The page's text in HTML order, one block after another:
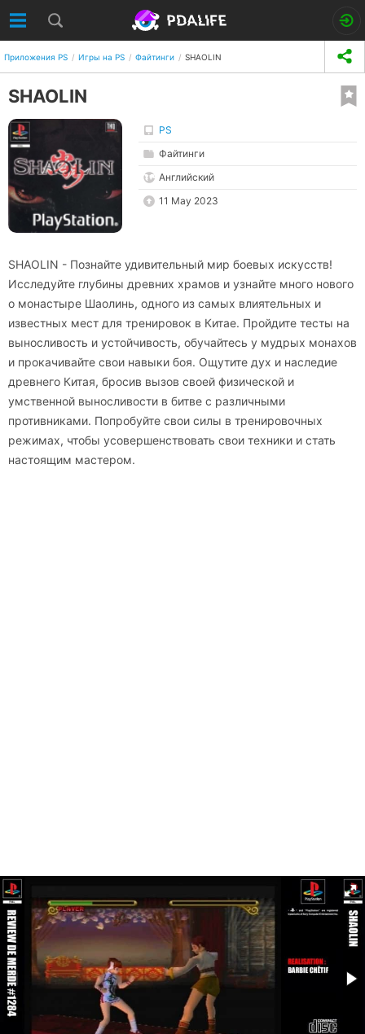
Приложения PS Игры на PS Файтинги SHAOLIN
SHAOLIN
PS
Файтинги
Английский
11 May 2023
SHAOLIN - Познайте удивительный мир боевых искусств!
Исследуйте глубины древних храмов и узнайте много нового
о монастыре Шаолинь, одного из самых влиятельных и
известных мест для тренировок в Китае. Пройдите тесты на
выносливость и устойчивость, обучайтесь у мудрых монахов
и прокачивайте свои навыки боя. Ощутите дух и наследие
древнего Китая, бросив вызов своей физической и
умственной выносливости в битве с различными
противниками. Попробуйте свои силы в тренировочных
режимах, чтобы усовершенствовать свои техники и стать
настоящим мастером.